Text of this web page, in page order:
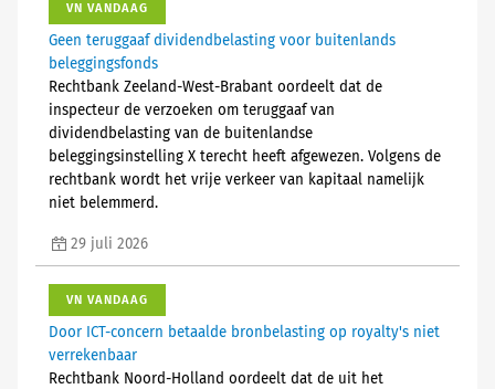
VN VANDAAG
Geen teruggaaf dividendbelasting voor buitenlands
beleggingsfonds
Rechtbank Zeeland-West-Brabant oordeelt dat de
inspecteur de verzoeken om teruggaaf van
dividendbelasting van de buitenlandse
beleggingsinstelling X terecht heeft afgewezen. Volgens de
rechtbank wordt het vrije verkeer van kapitaal namelijk
niet belemmerd.
29 juli 2026
VN VANDAAG
Door ICT-concern betaalde bronbelasting op royalty's niet
verrekenbaar
Rechtbank Noord-Holland oordeelt dat de uit het